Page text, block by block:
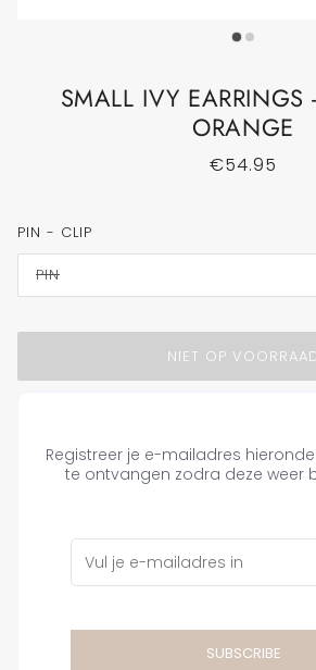
SMALL IVY EARRINGS
ORANGE
€54.95
PIN - CLIP
PIN
NIET OP
Registreer je e-mailadres
te ontvangen zodra deze weer
SUBSCRIBE